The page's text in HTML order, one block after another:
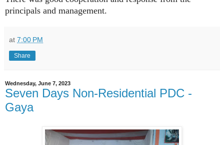
principals and management.
at 7:00 PM
Share
Wednesday, June 7, 2023
Seven Days Non-Residential PDC -
Gaya